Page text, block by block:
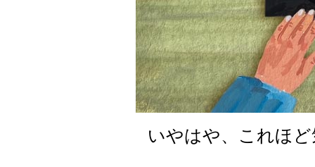
いやはや、これほど